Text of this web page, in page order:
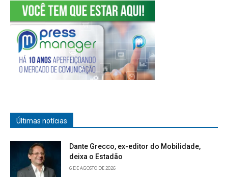
Últimas notícias
Dante Grecco, ex-editor do Mobilidade,
deixa o Estadão
6 DE AGOSTO DE 2026